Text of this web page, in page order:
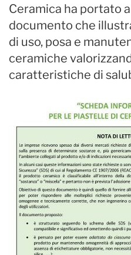
Ceramica ha portato
documento che
di uso, posa e
ceramiche
caratteristiche di